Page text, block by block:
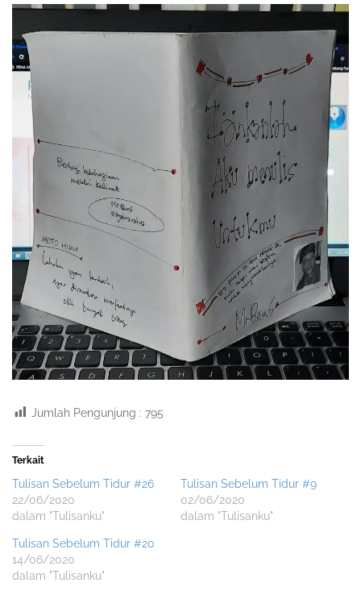
Jumlah Pengunjung : 795
Terkait
Tulisan Sebelum Tidur #26
22/06/2020
dalam "Tulisanku"
Tulisan Sebelum Tidur #9
02/06/2020
dalam "Tulisanku"
Tulisan Sebelum Tidur #20
14/06/2020
dalam "Tulisanku"